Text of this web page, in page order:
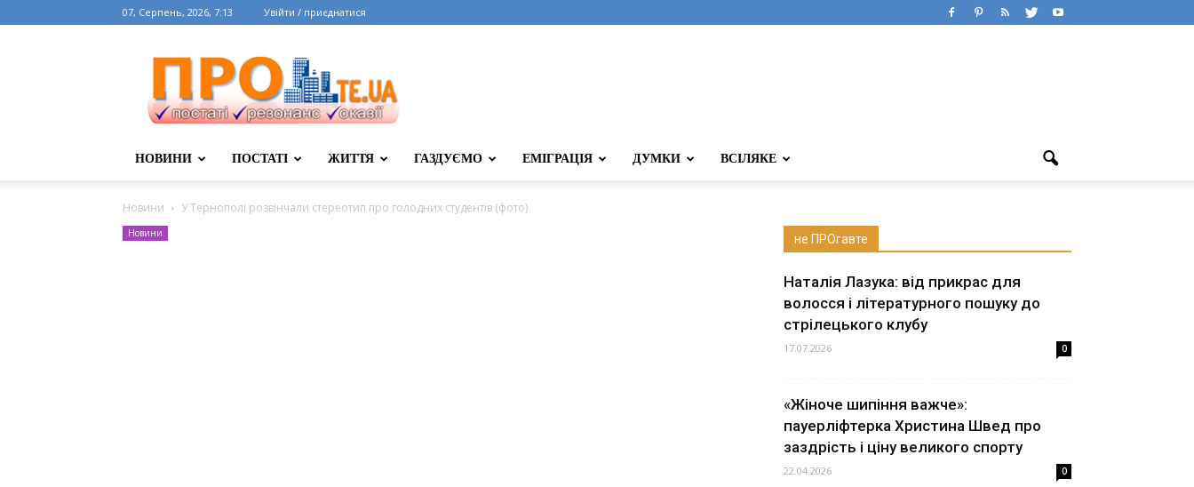
07, Серпень, 2026, 7:13 Увійти / приєднатися
НОВИНИ ПОСТАТІ ЖИТТЯ ГАЗДУЄМО ЕМІГРАЦІЯ ДУМКИ ВСІЛЯКЕ
Новини У Тернополі розвінчали стереотип про голодних студентів (фото)
Новини не ПРОгавте
Наталія Лазука: від прикрас для
волосся і літературного пошуку до
стрілецького клубу
17.07.2026 0
«Жіноче шипіння важче»:
пауерліфтерка Христина Швед про
заздрість і ціну великого спорту
22.04.2026 0